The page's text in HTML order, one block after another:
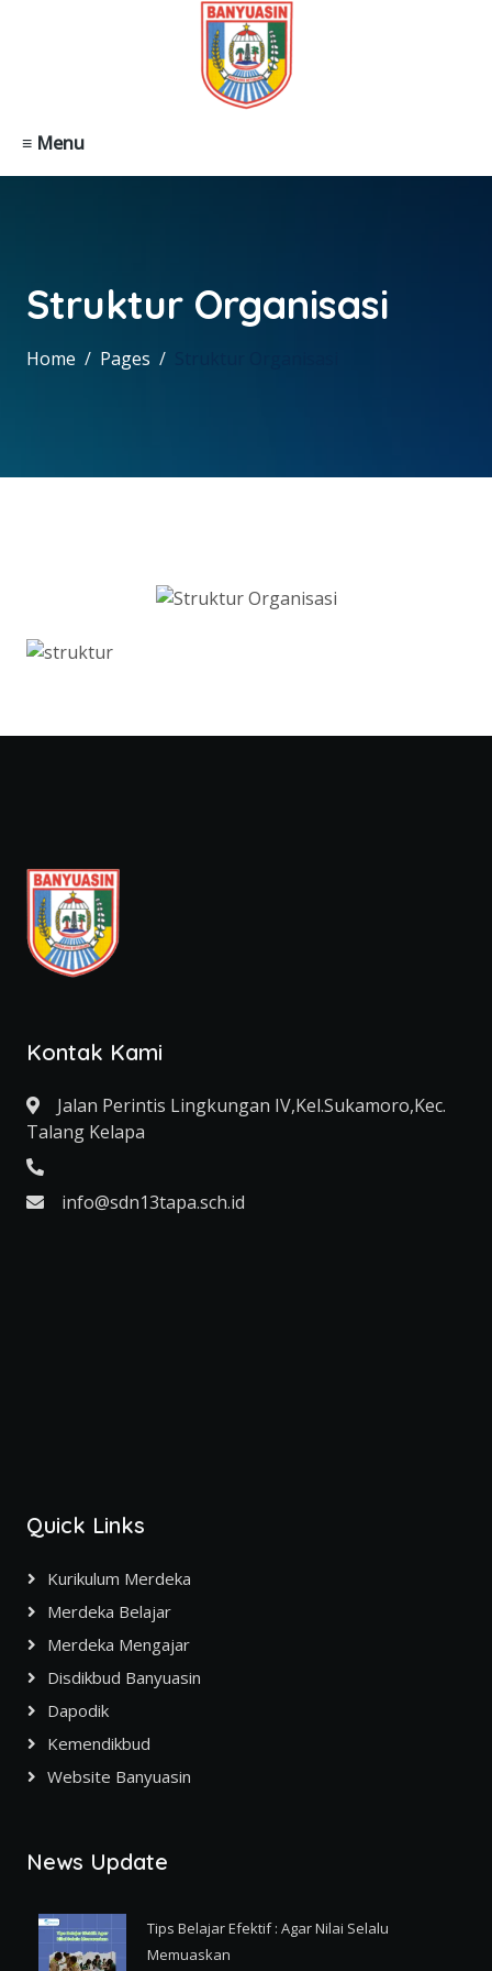
≡ Menu
Struktur Organisasi
Home Pages
Kontak Kami
Jalan Perintis Lingkungan IV,Kel.Sukamoro,Kec.
Talang Kelapa
info@sdn13tapa.sch.id
Quick Links
Kurikulum Merdeka
Merdeka Belajar
Merdeka Mengajar
Disdikbud Banyuasin
Dapodik
Kemendikbud
Website Banyuasin
News Update
Tips Belajar Efektif : Agar Nilai Selalu
Memuaskan